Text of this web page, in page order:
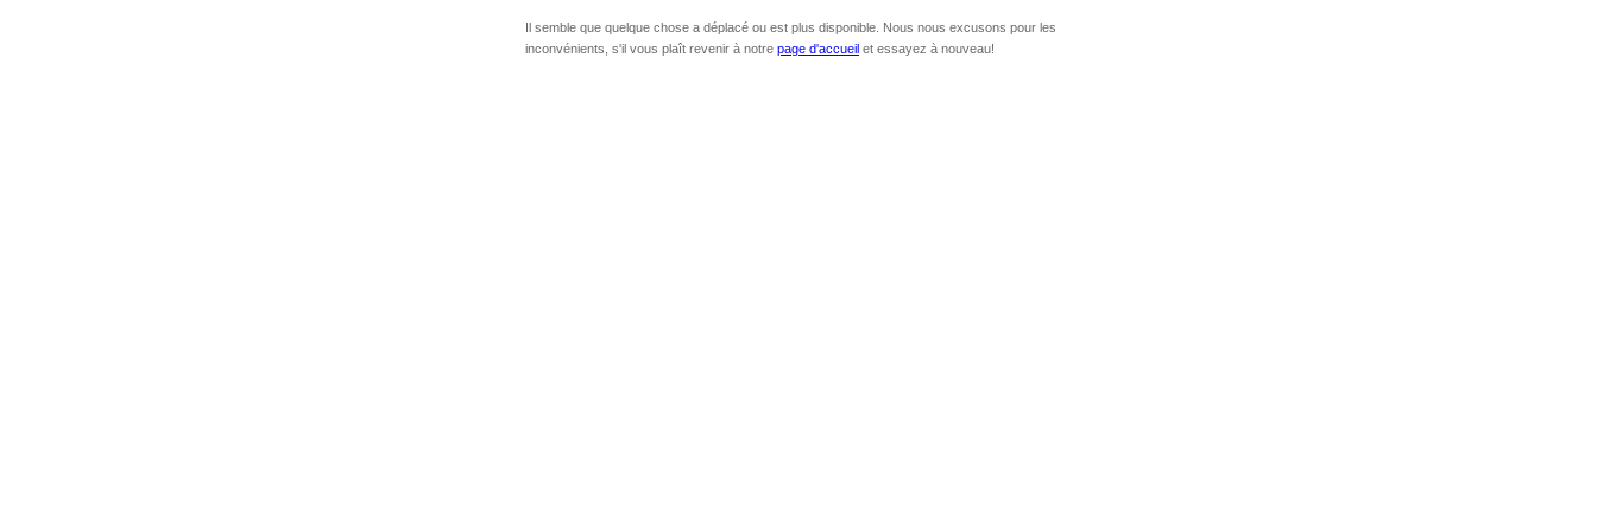
Il semble que quelque chose a déplacé ou est plus disponible. Nous nous excusons pour les
inconvénients, s'il vous plaît revenir à notre page d'accueil et essayez à nouveau!